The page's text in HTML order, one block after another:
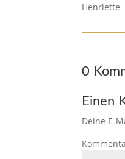
Henriette
0
Einen
Deine E-